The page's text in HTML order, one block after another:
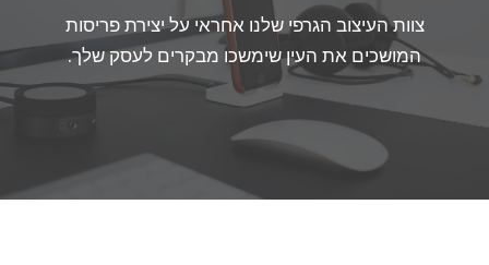
צוות העיצוב הגרפי שלנו אחראי על יצירת פריסות
המושכים את העין שימשכו מבקרים לעסק שלך.